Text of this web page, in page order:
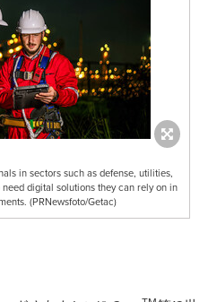
in sectors such as defense, utilities,
digital solutions they can rely on in
(PRNewsfoto/Getac)